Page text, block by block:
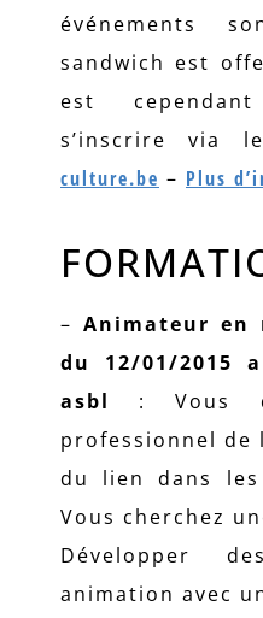
événements
sandwich est
est
s’inscrire via
culture.be – Plus
– Animateur
du 12/01/2015
asbl
: Vous
professionnel de
du lien dans
Vous cherchez
Développer
animation avec